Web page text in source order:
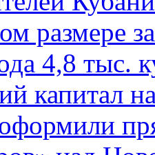
размере
4,8 тыс.
капитал
оформили